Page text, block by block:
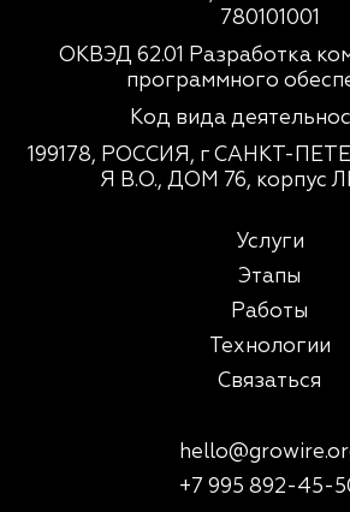
780101001
ОКВЭД 62.01 Разработка
программного
Код вида
199178, РОССИЯ, г САНКТ-
Я В.О., ДОМ 76, корпус
Услуги
Этапы
Работы
Технологии
Связаться
+7 995 892-45-